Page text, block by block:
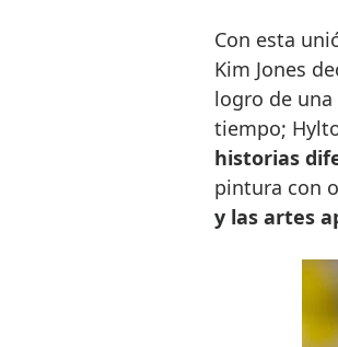
Con esta
Kim Jones
logro de
tiempo;
historias
pintura con
y las artes